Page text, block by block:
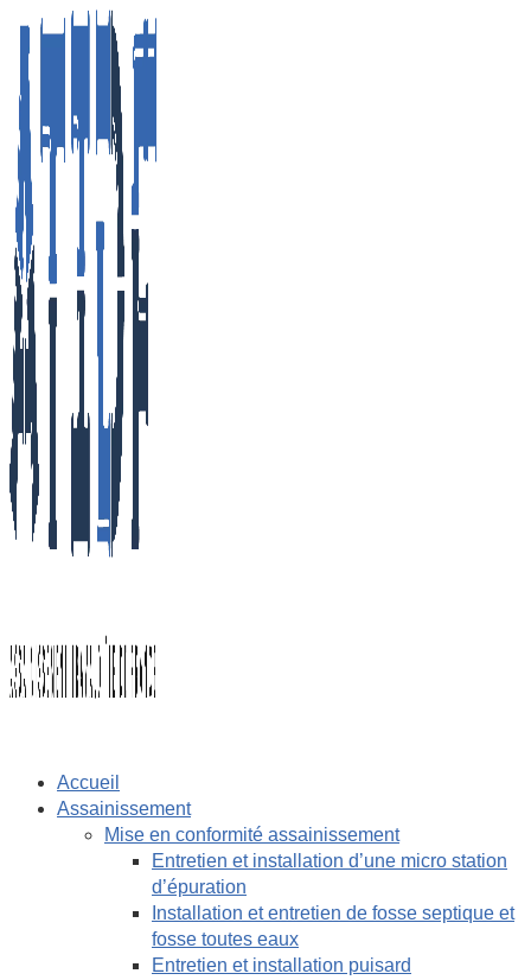
Accueil
Assainissement
Mise en conformité assainissement
Entretien et installation d’une micro station
d’épuration
Installation et entretien de fosse septique et
fosse toutes eaux
Entretien et installation puisard